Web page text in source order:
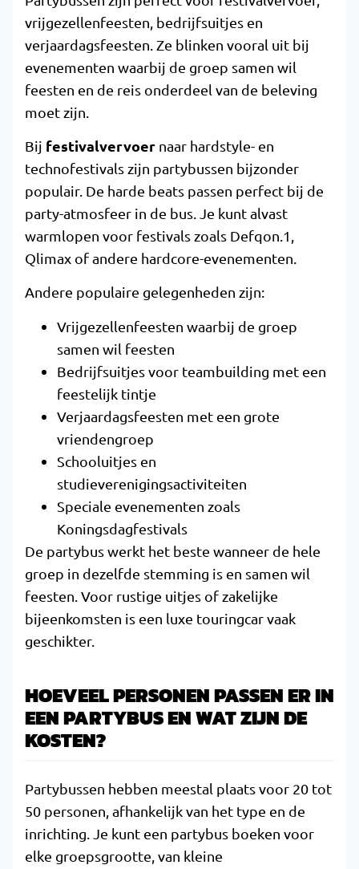
vrijgezellenfeesten, bedrijfsuitjes en
verjaardagsfeesten. Ze blinken vooral uit bij
evenementen waarbij de groep samen wil
feesten en de reis onderdeel van de beleving
moet zijn.
Bij festivalvervoer naar hardstyle- en
technofestivals zijn partybussen bijzonder
populair. De harde beats passen perfect bij de
party-atmosfeer in de bus. Je kunt alvast
warmlopen voor festivals zoals Defqon.1,
Qlimax of andere hardcore-evenementen.
Andere populaire gelegenheden zijn:
Vrijgezellenfeesten waarbij de groep
samen wil feesten
Bedrijfsuitjes voor teambuilding met een
feestelijk tintje
Verjaardagsfeesten met een grote
vriendengroep
Schooluitjes en
studieverenigingsactiviteiten
Speciale evenementen zoals
Koningsdagfestivals
De partybus werkt het beste wanneer de hele
groep in dezelfde stemming is en samen wil
feesten. Voor rustige uitjes of zakelijke
bijeenkomsten is een luxe touringcar vaak
geschikter.
HOEVEEL PERSONEN PASSEN ER IN
EEN PARTYBUS EN WAT ZIJN DE
KOSTEN?
Partybussen hebben meestal plaats voor 20 tot
50 personen, afhankelijk van het type en de
inrichting. Je kunt een partybus boeken voor
elke groepsgrootte, van kleine